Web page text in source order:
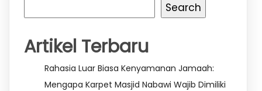
Search
Artikel Terbaru
Rahasia Luar Biasa Kenyamanan Jamaah:
Mengapa Karpet Masjid Nabawi Wajib Dimiliki